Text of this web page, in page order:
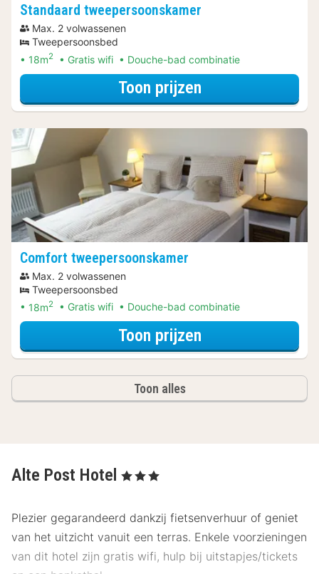
Standaard tweepersoonskamer
Max. 2 volwassenen
Tweepersoonsbed
18m2 Gratis wifi Douche-bad combinatie
Toon prijzenvoor Standaard
Comfort tweepersoonskamer
Max. 2 volwassenen
Tweepersoonsbed
18m2 Gratis wifi Douche-bad combinatie
Toon prijzenvoor Comfort
Toon alles
Alte Post Hotel , 3 Sterren
Plezier gegarandeerd dankzij fietsenverhuur of geniet
van het uitzicht vanuit een terras. Enkele voorzieningen
van dit hotel zijn gratis wifi, hulp bij uitstapjes/tickets